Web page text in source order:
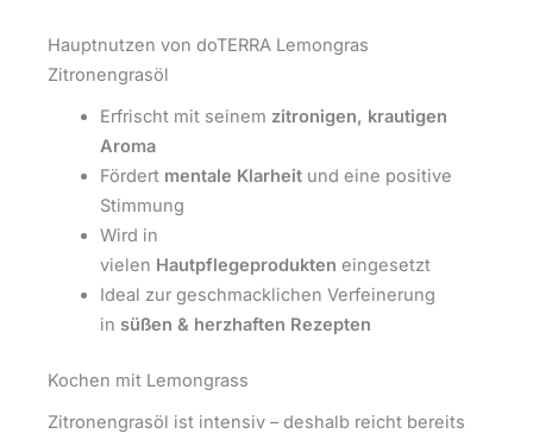
Hauptnutzen von doTERRA Lemongras
Zitronengrasöl
Erfrischt mit seinem zitronigen, krautigen
Aroma
Fördert mentale Klarheitund eine positive
Stimmung
Wird in
vielen Hautpflegeprodukten eingesetzt
Ideal zur geschmacklichen Verfeinerung
in süßen & herzhaften Rezepten
Kochen mit Lemongrass
Zitronengrasöl ist intensiv – deshalb reicht bereits